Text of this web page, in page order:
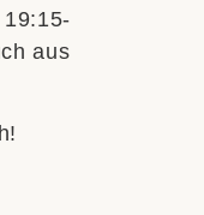
aus